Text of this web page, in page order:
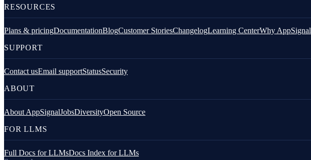
LOGS E MÉTRICAS
RESOURCES
Plans & pricingDocumentationBlogCustomer StoriesChangelogLearning CenterWhy AppSignal
SUPPORT
Contact usEmail supportStatusSecurity
ABOUT
About AppSignalJobsDiversityOpen Source
FOR LLMS
Full Docs for LLMsDocs Index for LLMs